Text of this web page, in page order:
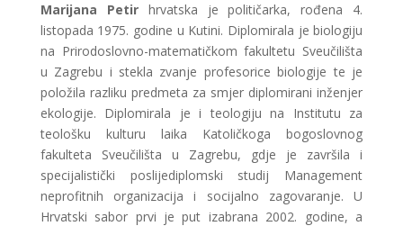
Marijana Petirhrvatska je političarka, rođena 4.
listopada 1975. godine u Kutini. Diplomirala je biologiju
na Prirodoslovno-matematičkom fakultetu Sveučilišta
u Zagrebu i stekla zvanje profesorice biologije te je
položila razliku predmeta za smjer diplomirani inženjer
ekologije. Diplomirala je i teologiju na Institutu za
teološku kulturu laika Katoličkoga bogoslovnog
fakulteta Sveučilišta u Zagrebu, gdje je završila i
specijalistički poslijediplomski studij Management
neprofitnih organizacija i socijalno zagovaranje. U
Hrvatski sabor prvi je put izabrana 2002. godine, a